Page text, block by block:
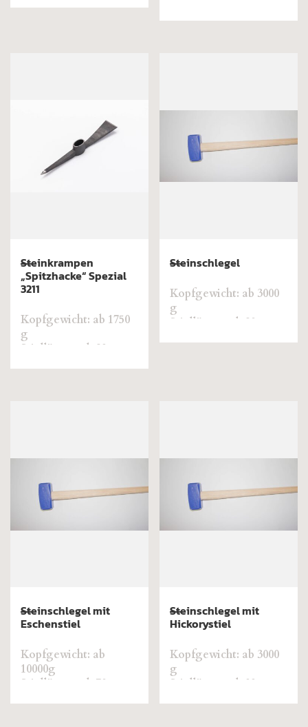
Steinkrampen
„Spitzhacke“ Spezial
3211
Kopfgewicht: ab 1750
g
Stiellänge: ab 98 cm
Steinschlegel
Kopfgewicht: ab 3000
g
Stiellänge: ab 90 cm
Steinschlegel mit
Eschenstiel
Kopfgewicht: ab
10000g
Stiellänge: ab 70 cm
Steinschlegel mit
Hickorystiel
Kopfgewicht: ab 3000
g
Stiellänge: ab 88 cm